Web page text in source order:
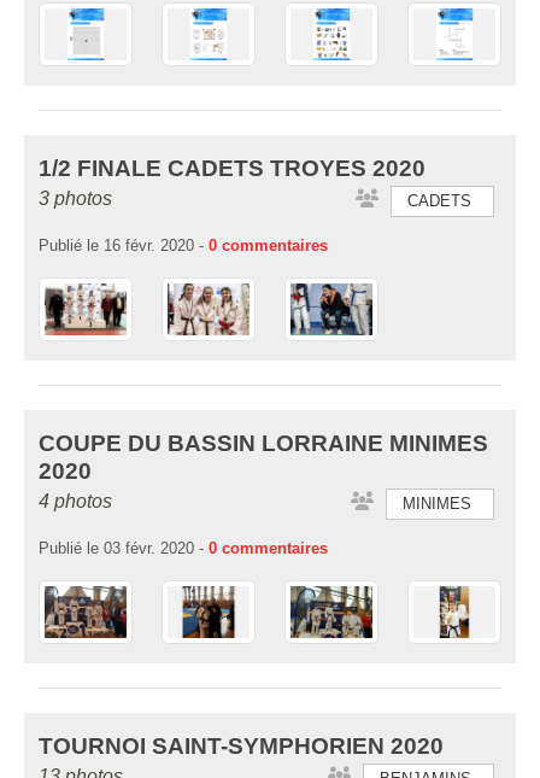
1/2 FINALE CADETS TROYES 2020
3 photos CADETS
Publié le 16 févr. 2020 - 0 commentaires
COUPE DU BASSIN LORRAINE MINIMES
2020
4 photos MINIMES
Publié le 03 févr. 2020 - 0 commentaires
TOURNOI SAINT-SYMPHORIEN 2020